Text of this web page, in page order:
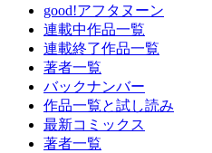
good!アフタヌーン
連載中作品一覧
連載終了作品一覧
著者一覧
バックナンバー
作品一覧と試し読み
最新コミックス
著者一覧